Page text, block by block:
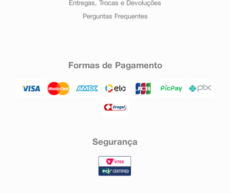
Entregas, Trocas e Devoluções
Perguntas Frequentes
Formas de Pagamento
Segurança